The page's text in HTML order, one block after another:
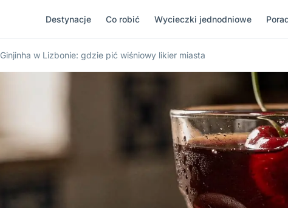
Destynacje Co robić Wycieczki jednodniowe
Ginjinha w Lizbonie: gdzie pić wiśniowy likier miasta